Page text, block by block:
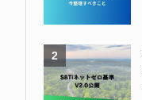
2